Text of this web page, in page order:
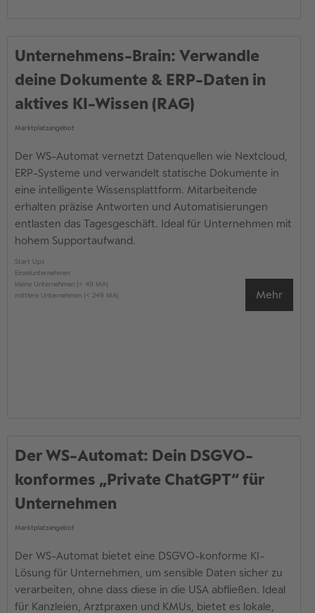
Unternehmens-Brain: Verwandle
deine Dokumente & ERP-Daten in
aktives KI-Wissen (RAG)
Marktplatzangebot
Der WS-Automat vernetzt Datenquellen wie Nextcloud,
ERP-Systeme und verwandelt statische Dokumente in
eine intelligente Wissensplattform. Mitarbeitende
erhalten präzise Antworten und Automatisierungen
entlasten das Tagesgeschäft. Ideal für Unternehmen mit
hohem Supportaufwand.
Start Ups
Einzelunternehmen
kleine Unternehmen (< 49 MA)
mittlere Unternehmen (< 249 MA)
Mehr
Der WS-Automat: Dein DSGVO-
konformes „Private ChatGPT“ für
Unternehmen
Marktplatzangebot
Der WS-Automat bietet eine DSGVO-konforme KI-
Lösung für Unternehmen, um sensible Daten sicher zu
verarbeiten, ohne dass diese in die USA abfließen. Ideal
für Kanzleien, Arztpraxen und KMUs, bietet es lokale,